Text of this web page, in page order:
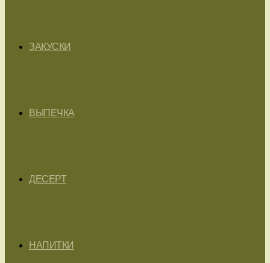
ЗАКУСКИ
ВЫПЕЧКА
ДЕСЕРТ
НАПИТКИ